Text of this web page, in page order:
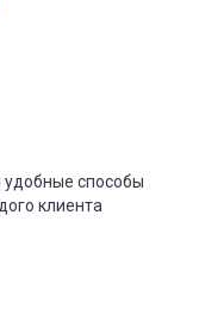
удобные способы
клиента